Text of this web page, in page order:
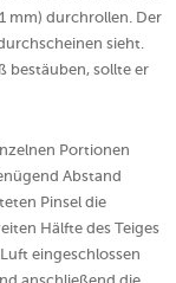
mm) durchrollen. Der
sieht.
bestäuben, sollte er
Portionen
Abstand
Pinsel die
Hälfte des Teiges
eingeschlossen